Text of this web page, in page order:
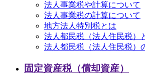
法人事業税や計算について
法人事業税の計算について
地方法人特別税とは
法人都民税（法人住民税）
法人都民税（法人住民税）
固定資産税（償却資産）